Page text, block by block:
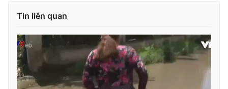
Chuyên mục khác
Emagazine Podcast
Photo Infographic
Tin liên quan